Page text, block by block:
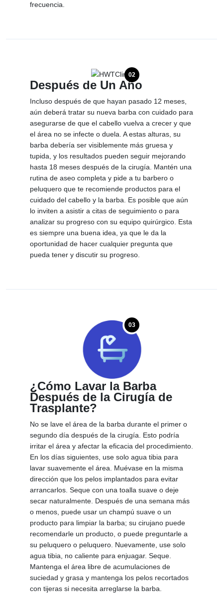
frecuencia.
02
Después de Un Año
Incluso después de que hayan pasado 12 meses,
aún deberá tratar su nueva barba con cuidado para
asegurarse de que el cabello vuelva a crecer y que
el área no se infecte o duela. A estas alturas, su
barba debería ser visiblemente más gruesa y
tupida, y los resultados pueden seguir mejorando
hasta 18 meses después de la cirugía. Mantén una
rutina de aseo completa y pide a tu barbero o
peluquero que te recomiende productos para el
cuidado del cabello y la barba. Es posible que aún
lo inviten a asistir a citas de seguimiento o para
analizar su progreso con su equipo quirúrgico. Esta
es siempre una buena idea, ya que le da la
oportunidad de hacer cualquier pregunta que
pueda tener y discutir su progreso.
03
¿Cómo Lavar la Barba
Después de la Cirugía de
Trasplante?
No se lave el área de la barba durante el primer o
segundo día después de la cirugía. Esto podría
irritar el área y afectar la eficacia del procedimiento.
En los días siguientes, use solo agua tibia para
lavar suavemente el área. Muévase en la misma
dirección que los pelos implantados para evitar
arrancarlos. Seque con una toalla suave o deje
secar naturalmente. Después de una semana más
o menos, puede usar un champú suave o un
producto para limpiar la barba; su cirujano puede
recomendarle un producto, o puede preguntarle a
su peluquero o peluquero. Nuevamente, use solo
agua tibia, no caliente para enjuagar. Seque.
Mantenga el área libre de acumulaciones de
suciedad y grasa y mantenga los pelos recortados
con tijeras si necesita arreglarse la barba.